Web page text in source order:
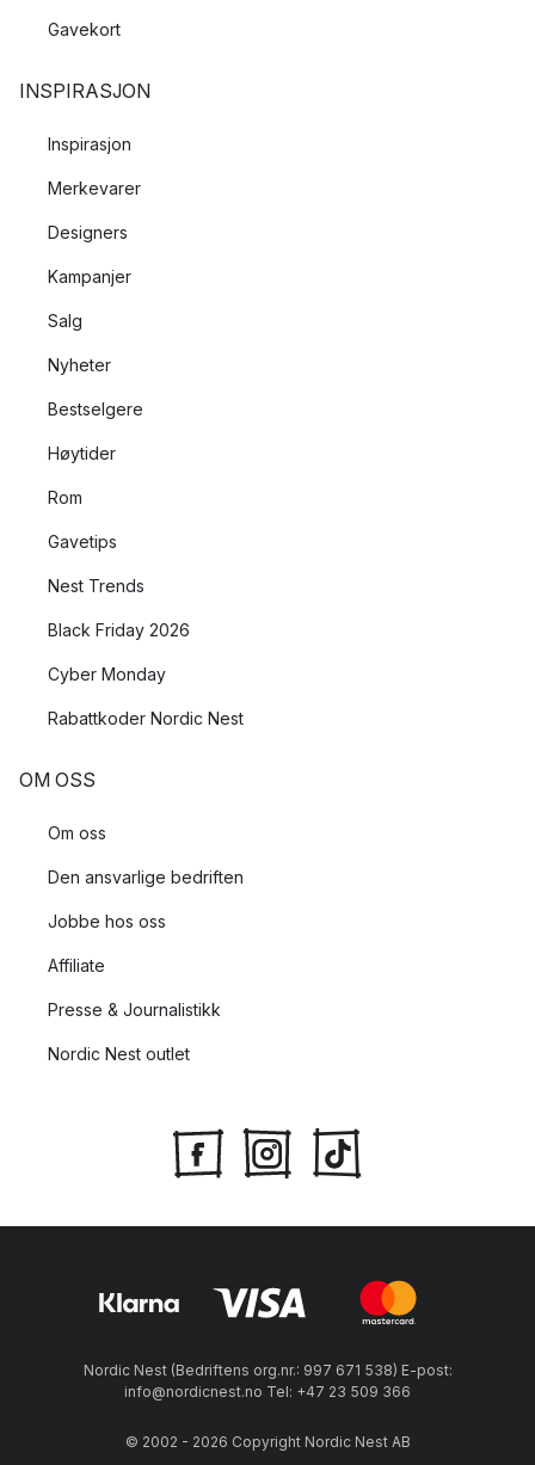
Gavekort
INSPIRASJON
Inspirasjon
Merkevarer
Designers
Kampanjer
Salg
Nyheter
Bestselgere
Høytider
Rom
Gavetips
Nest Trends
Black Friday 2026
Cyber Monday
Rabattkoder Nordic Nest
OM OSS
Om oss
Den ansvarlige bedriften
Jobbe hos oss
Affiliate
Presse & Journalistikk
Nordic Nest outlet
Nordic Nest (Bedriftens org.nr.: 997 671 538) E-post:
info@nordicnest.no Tel: +47 23 509 366
© 2002 - 2026 Copyright Nordic Nest AB